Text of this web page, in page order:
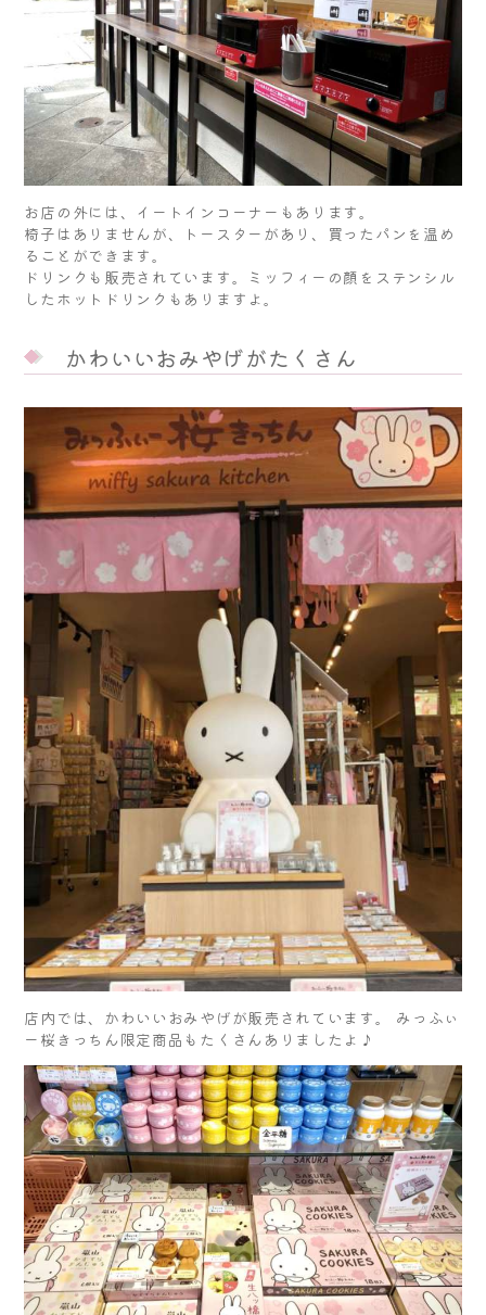
お店の外には、イートインコーナーもあります。
椅子はありませんが、トースターがあり、買ったパンを温め
ることができます。
ドリンクも販売されています。ミッフィーの顔をステンシル
したホットドリンクもありますよ。
かわいいおみやげがたくさん
店内では、かわいいおみやげが販売されています。 みっふぃ
ー桜きっちん限定商品もたくさんありましたよ♪